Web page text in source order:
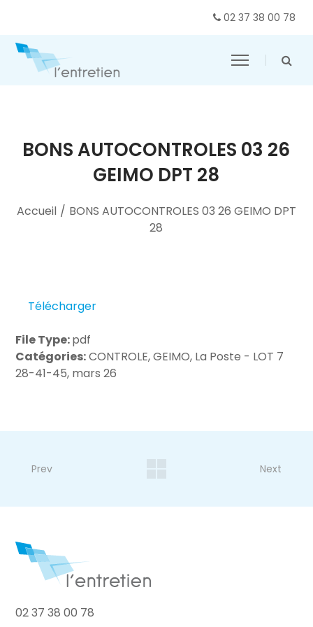
02 37 38 00 78
BONS AUTOCONTROLES 03 26
GEIMO DPT 28
Accueil / BONS AUTOCONTROLES 03 26 GEIMO DPT
28
Télécharger
File Type:pdf
Catégories:CONTROLE, GEIMO, La Poste - LOT 7
28-41-45, mars 26
Prev Next
02 37 38 00 78